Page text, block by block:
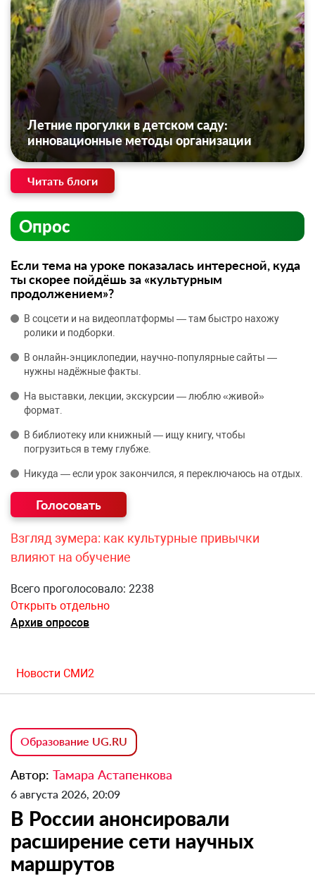
Летние прогулки в детском саду:
инновационные методы организации
Читать блоги
Опрос
Если тема на уроке показалась интересной, куда
ты скорее пойдёшь за «культурным
продолжением»?
В соцсети и на видеоплатформы — там быстро нахожу
ролики и подборки.
В онлайн‑энциклопедии, научно‑популярные сайты —
нужны надёжные факты.
На выставки, лекции, экскурсии — люблю «живой»
формат.
В библиотеку или книжный — ищу книгу, чтобы
погрузиться в тему глубже.
Никуда — если урок закончился, я переключаюсь на отдых.
Взгляд зумера: как культурные привычки
влияют на обучение
Всего проголосовало: 2238
Открыть отдельно
Архив опросов
Новости СМИ2
Образование UG.RU
Автор: Тамара Астапенкова
6 августа 2026, 20:09
В России анонсировали
расширение сети научных
маршрутов